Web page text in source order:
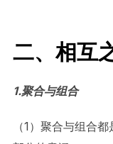
二、相互
1.聚合与组合
（1）聚合与组合